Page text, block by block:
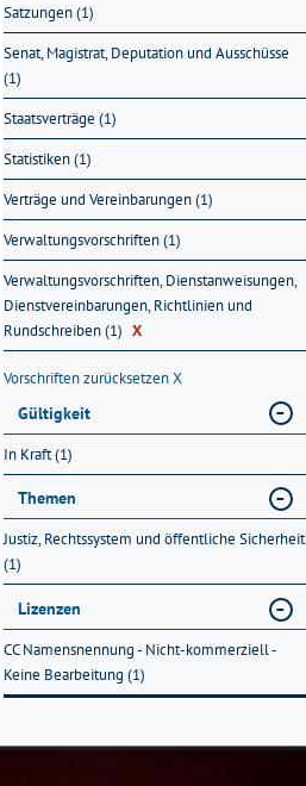
Satzungen (1)
Senat, Magistrat, Deputation und Ausschüsse
(1)
Staatsverträge (1)
Statistiken (1)
Verträge und Vereinbarungen (1)
Verwaltungsvorschriften (1)
Verwaltungsvorschriften, Dienstanweisungen,
Dienstvereinbarungen, Richtlinien und
Rundschreiben (1) X
Vorschriften zurücksetzenX
Gültigkeit
In Kraft (1)
Themen
Justiz, Rechtssystem und öffentliche Sicherheit
(1)
Lizenzen
CC Namensnennung - Nicht-kommerziell -
Keine Bearbeitung (1)